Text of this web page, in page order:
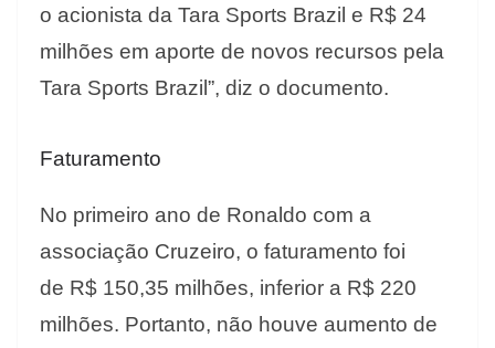
o acionista da Tara Sports Brazil e R$ 24
milhões em aporte de novos recursos pela
Tara Sports Brazil”, diz o documento.
Faturamento
No primeiro ano de Ronaldo com a
associação Cruzeiro, o faturamento foi
de R$ 150,35 milhões, inferior a R$ 220
milhões. Portanto, não houve aumento de